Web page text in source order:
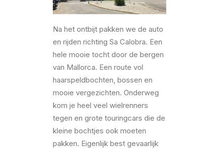
Na het ontbijt pakken we de auto
en rijden richting Sa Calobra. Een
hele mooie tocht door de bergen
van Mallorca. Een route vol
haarspeldbochten, bossen en
mooie vergezichten. Onderweg
kom je heel veel wielrenners
tegen en grote touringcars die de
kleine bochtjes ook moeten
pakken. Eigenlijk best gevaarlijk